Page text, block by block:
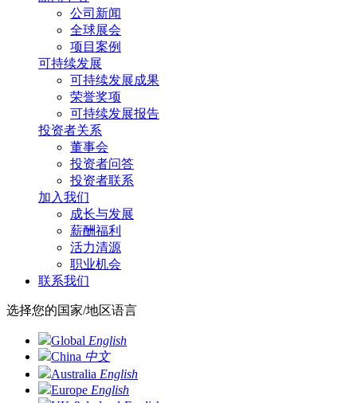
公司新闻
全球展会
项目案例
可持续发展
可持续发展成果
荣誉奖项
可持续发展报告
投资者关系
董事会
投资者问答
投资者联系
加入我们
成长与发展
薪酬福利
活力清源
职业机会
联系我们
选择您的国家/地区语言
Global English
China 中文
Australia English
Europe English